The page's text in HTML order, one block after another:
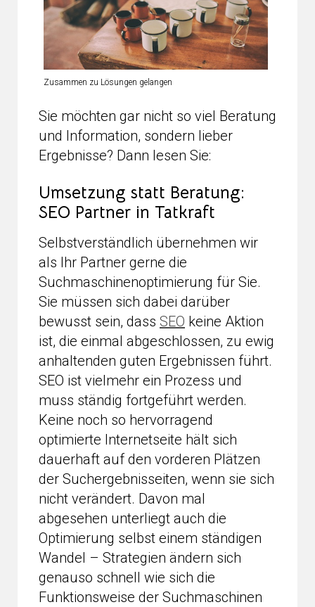
Zusammen zu Lösungen gelangen
Sie möchten gar nicht so viel Beratung
und Information, sondern lieber
Ergebnisse? Dann lesen Sie:
Umsetzung statt Beratung:
SEO Partner in Tatkraft
Selbstverständlich übernehmen wir
als Ihr Partner gerne die
Suchmaschinenoptimierung für Sie.
Sie müssen sich dabei darüber
bewusst sein, dass SEO keine Aktion
ist, die einmal abgeschlossen, zu ewig
anhaltenden guten Ergebnissen führt.
SEO ist vielmehr ein Prozess und
muss ständig fortgeführt werden.
Keine noch so hervorragend
optimierte Internetseite hält sich
dauerhaft auf den vorderen Plätzen
der Suchergebnisseiten, wenn sie sich
nicht verändert. Davon mal
abgesehen unterliegt auch die
Optimierung selbst einem ständigen
Wandel – Strategien ändern sich
genauso schnell wie sich die
Funktionsweise der Suchmaschinen